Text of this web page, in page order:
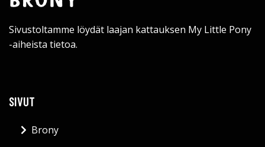
Sivustoltamme löydät laajan kattauksen My Little Pony
-aiheista tietoa.
SIVUT
Brony